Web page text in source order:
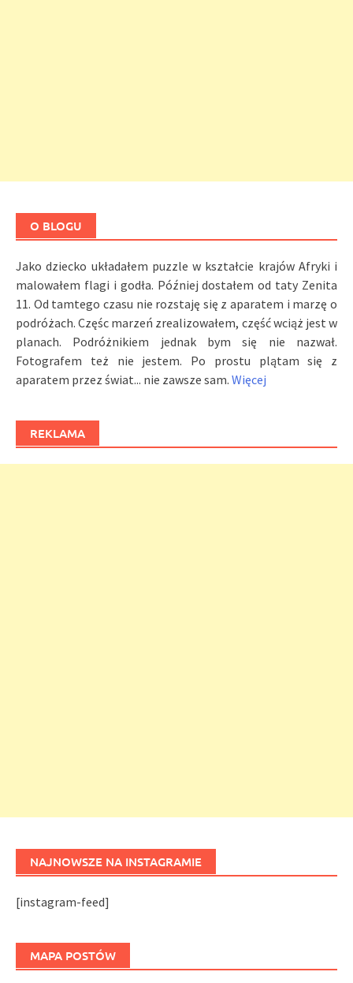
O BLOGU
Jako dziecko układałem puzzle w kształcie krajów Afryki i
malowałem flagi i godła. Później dostałem od taty Zenita
11. Od tamtego czasu nie rozstaję się z aparatem i marzę o
podróżach. Częśc marzeń zrealizowałem, część wciąż jest w
planach. Podróżnikiem jednak bym się nie nazwał.
Fotografem też nie jestem. Po prostu plątam się z
aparatem przez świat... nie zawsze sam. Więcej
REKLAMA
NAJNOWSZE NA INSTAGRAMIE
[instagram-feed]
MAPA POSTÓW